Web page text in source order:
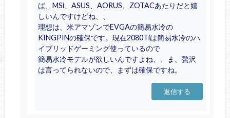
ば、MSi、ASUS、AORUS、ZOTACあたりだと嬉
しいんですけどね、、
理想は、米アマゾンでEVGAの簡易水冷の
KINGPINの確保です。現在2080Tiは簡易水冷のハ
イブリッドゲーミング使っているので
簡易水冷モデルが欲しいんですよね、、ま、贅沢
は言ってられないので、まずは確保ですね。
返信する